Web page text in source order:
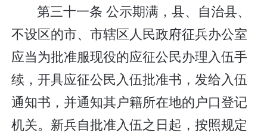
第三十一条 公示期满，县、自治县、
不设区的市、市辖区人民政府征兵办公室
应当为批准服现役的应征公民办理入伍手
续，开具应征公民入伍批准书，发给入伍
通知书，并通知其户籍所在地的户口登记
机关。新兵自批准入伍之日起，按照规定